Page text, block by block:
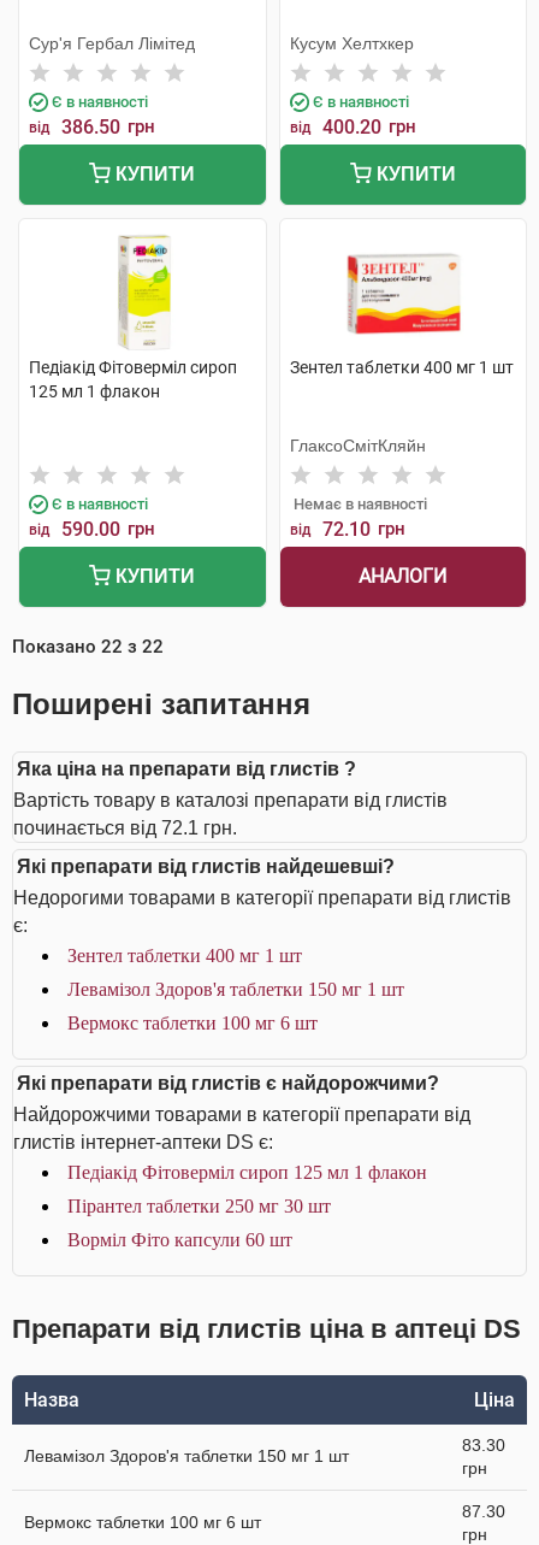
Сур'я Гербал Лімітед
Є в наявності
від 386.50 грн
КУПИТИ
Кусум Хелтхкер
Є в наявності
від 400.20 грн
КУПИТИ
Педіакід Фітоверміл сироп
125 мл 1 флакон
Є в наявності
від 590.00 грн
КУПИТИ
Зентел таблетки 400 мг 1 шт
ГлаксоСмітКляйн
Немає в наявності
від 72.10 грн
АНАЛОГИ
Показано 22 з 22
Поширені запитання
Яка ціна на препарати від глистів ?
Вартість товару в каталозі препарати від глистів
починається від 72.1 грн.
Які препарати від глистів найдешевші?
Недорогими товарами в категорії препарати від глистів
є:
Зентел таблетки 400 мг 1 шт
Левамізол Здоров'я таблетки 150 мг 1 шт
Вермокс таблетки 100 мг 6 шт
Які препарати від глистів є найдорожчими?
Найдорожчими товарами в категорії препарати від
глистів інтернет-аптеки DS є:
Педіакід Фітоверміл сироп 125 мл 1 флакон
Пірантел таблетки 250 мг 30 шт
Ворміл Фіто капсули 60 шт
Препарати від глистів ціна в аптеці DS
Назва Ціна
Левамізол Здоров'я таблетки 150 мг 1 шт
83.30
грн
Вермокс таблетки 100 мг 6 шт
87.30
грн